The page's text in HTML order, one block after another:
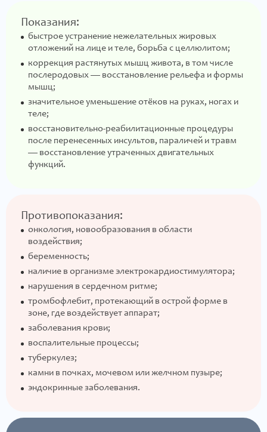
Показания:
быстрое устранение нежелательных жировых
отложений на лице и теле, борьба с целлюлитом;
коррекция растянутых мышц живота, в том числе
послеродовых — восстановление рельефа и формы
мышц;
значительное уменьшение отёков на руках, ногах и
теле;
восстановительно-реабилитационные процедуры
после перенесенных инсультов, параличей и травм
— восстановление утраченных двигательных
функций.
Противопоказания:
онкология, новообразования в области
воздействия;
беременность;
наличие в организме электрокардиостимулятора;
нарушения в сердечном ритме;
тромбофлебит, протекающий в острой форме в
зоне, где воздействует аппарат;
заболевания крови;
воспалительные процессы;
туберкулез;
камни в почках, мочевом или желчном пузыре;
эндокринные заболевания.